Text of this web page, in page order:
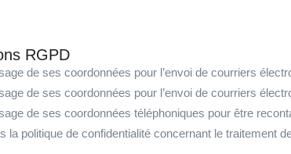
RGPD
de ses coordonnées pour l’envoi de courriers
de ses coordonnées pour l’envoi de courriers
de ses coordonnées téléphoniques pour être
la politique de confidentialité concernant le traitement